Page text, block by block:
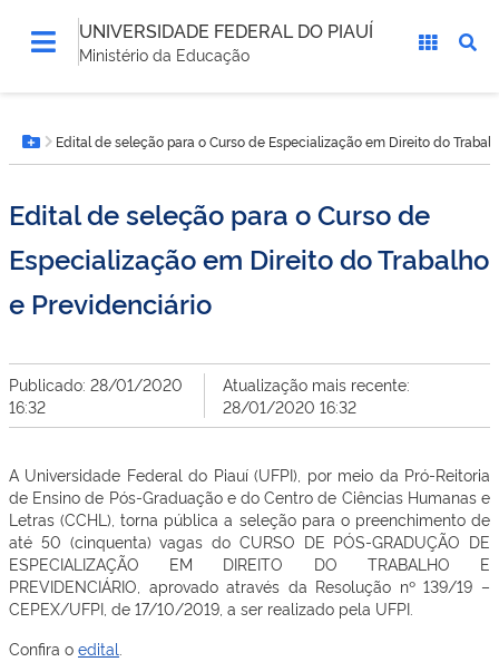
UNIVERSIDADE FEDERAL DO PIAUÍ
Ministério da Educação
está
aqui:Botão Menu
Edital de seleção para o Curso de Especialização em Direito do
Edital de seleção para o Curso de
Especialização em Direito do Trabalho
e Previdenciário
Publicado: 28/01/2020
16:32
Atualização mais recente:
28/01/2020 16:32
A Universidade Federal do Piauí (UFPI), por meio da Pró-Reitoria
de Ensino de Pós-Graduação e do Centro de Ciências Humanas e
Letras (CCHL), torna pública a seleção para o preenchimento de
até 50 (cinquenta) vagas do CURSO DE PÓS-GRADUÇÃO DE
ESPECIALIZAÇÃO EM DIREITO DO TRABALHO E
PREVIDENCIÁRIO, aprovado através da Resolução nº 139/19 –
CEPEX/UFPI, de 17/10/2019, a ser realizado pela UFPI.
Confira o edital